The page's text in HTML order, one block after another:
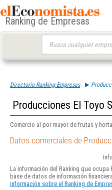
Ranking de Empresas
Directorio Ranking Empresas
Producciones El Toyo
Comercio al por mayor de frutas y
Datos comerciales de
La información del Ranking que ocupa
base de datos de información
información sobre el Ranking de